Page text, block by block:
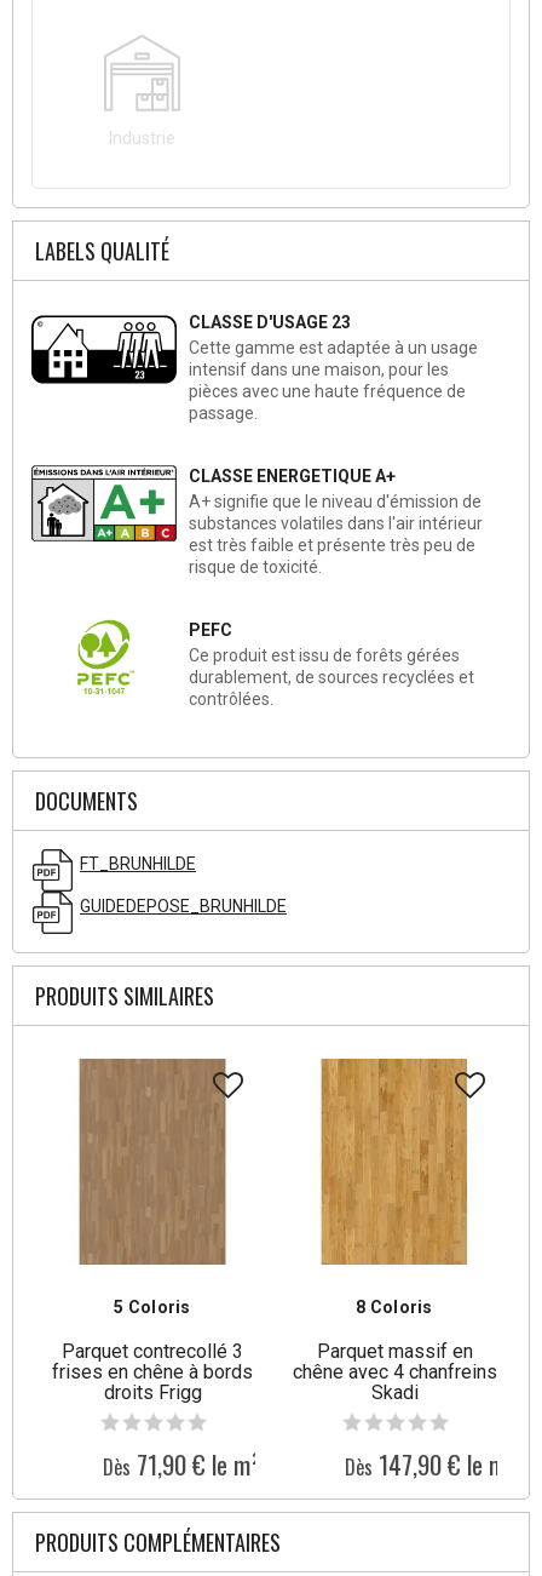
Industrie
LABELS QUALITÉ
CLASSE D'USAGE 23
Cette gamme est adaptée à un usage
intensif dans une maison, pour les
pièces avec une haute fréquence de
passage.
CLASSE ENERGETIQUE A+
A+ signifie que le niveau d'émission de
substances volatiles dans l'air intérieur
est très faible et présente très peu de
risque de toxicité.
PEFC
Ce produit est issu de forêts gérées
durablement, de sources recyclées et
contrôlées.
DOCUMENTS
FT_BRUNHILDE
GUIDEDEPOSE_BRUNHILDE
PRODUITS SIMILAIRES
5 Coloris
Parquet contrecollé 3
frises en chêne à bords
droits Frigg
Dès 71,90 € le m²
8 Coloris
Parquet massif en
chêne avec 4 chanfreins
Skadi
Dès 147,90 € le m²
PRODUITS COMPLÉMENTAIRES